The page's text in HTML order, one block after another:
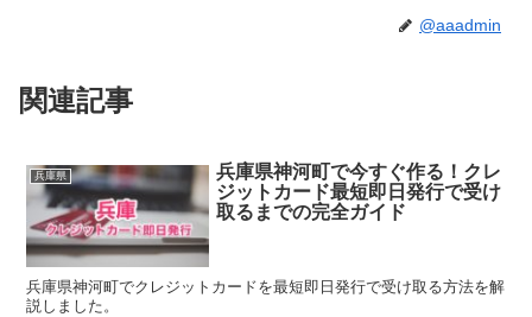
@aaadmin
関連記事
兵庫県
兵庫県神河町で今すぐ作る！クレ
ジットカード最短即日発行で受け
取るまでの完全ガイド
兵庫県神河町でクレジットカードを最短即日発行で受け取る方法を解
説しました。